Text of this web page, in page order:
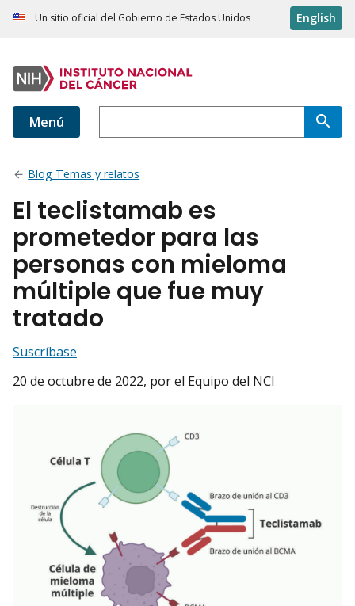
Un sitio oficial del Gobierno de Estados Unidos English
Menú
Blog Temas y relatos
El teclistamab es
prometedor para las
personas con mieloma
múltiple que fue muy
tratado
Suscríbase
20 de octubre de 2022, por el Equipo del NCI